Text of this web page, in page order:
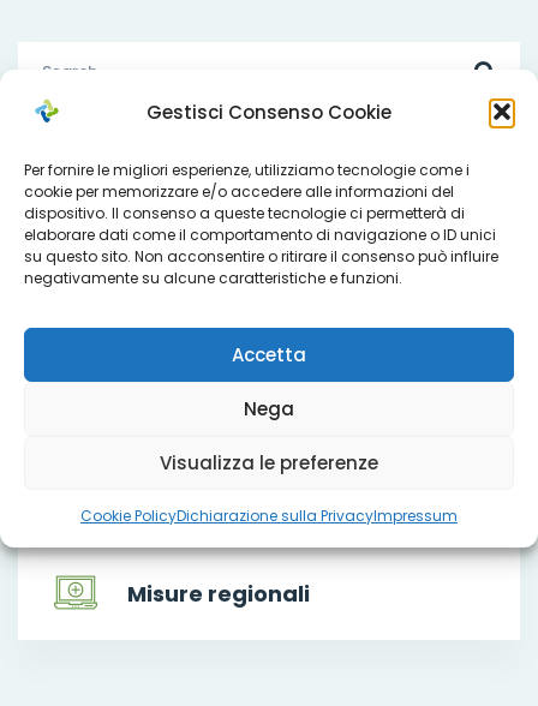
Gestisci Consenso Cookie
Per fornire le migliori esperienze, utilizziamo tecnologie come i
cookie per memorizzare e/o accedere alle informazioni del
dispositivo. Il consenso a queste tecnologie ci permetterà di
elaborare dati come il comportamento di navigazione o ID unici
su questo sito. Non acconsentire o ritirare il consenso può influire
negativamente su alcune caratteristiche e funzioni.
Accetta
Nega
Visualizza le preferenze
Cookie PolicyDichiarazione sulla PrivacyImpressum
Che cosa facciamo
Misure regionali